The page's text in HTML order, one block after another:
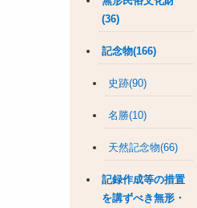
(36)
記念物(166)
史跡(90)
名勝(10)
天然記念物(66)
記録作成等の措置
を講ずべき無形・